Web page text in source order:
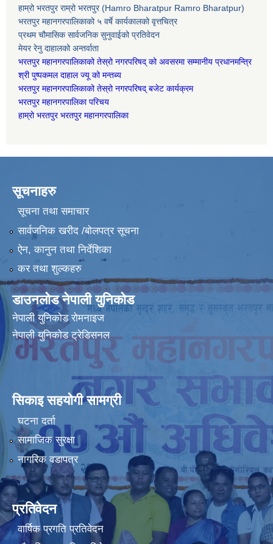
हाम्रो भरतपुर राम्रो भरतपुर (Hamro Bharatpur Ramro Bharatpur)
भरतपुर महानगरपालिकाको ५ वर्षे कार्यकालको वृत्तचित्र
प्रथम चौमासिक सार्वजनिक सुनुवाईको प्रतिवेदन
मेयर रेनु दाहालको अन्तर्वाता
भरतपुर महानगरपालिकाको तेस्रो नगरपरिषद् को अवसरमा सम्मानीय प्रधानमन्त्रि
श्री पुष्पकमल दाहाल ज्यू को मन्तब्य
भरतपुर महानगरपालिकाको तेस्रो नगरपरिषद् बजेट कार्यक्रम
भरतपुर महानगरपालिका परिचय
हाम्रो भरतपुर भरतपुर महानगरपालिका
सूचनाहरु
सूचना तथा समाचार
सार्वजनिक खरीद /बोलपत्र सूचना
ऐन, कानुन तथा निर्देशिका
कर तथा शुल्कहरु
डाउनलोड नेपाली युनिकोड
नेपाली युनिकोड रोमनाइज
नेपाली युनिकोड ट्रेडिसनल
सिकाइ सहयोगी सामग्री
घटना दर्ता
सामाजिक सुरक्षा
नागरिक वडापत्र
प्रतिवेदन
वार्षिक प्रगति प्रतिवेदन